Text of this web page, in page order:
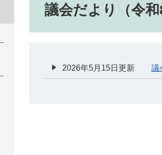
議会だより（令和
2026年5月15日更新 議